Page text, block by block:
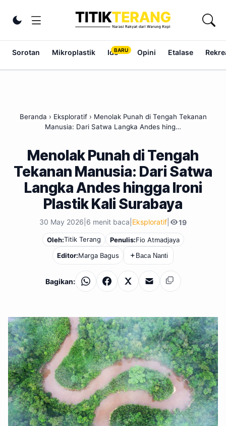
Ubah tema
Sorotan Mikroplastik Ide Opini Etalase
Beranda › Eksploratif› Menolak Punah di Tengah Tekanan
Manusia: Dari Satwa Langka Andes hing…
Menolak Punah di Tengah
Tekanan Manusia: Dari Satwa
Langka Andes hingga Ironi
Plastik Kali Surabaya
30 May 2026 6 menit baca Eksploratif 19
Oleh:Titik Terang Penulis:Fio Atmadjaya
Editor:Marga Bagus ＋ Baca Nanti
Bagikan: WhatsAppFacebook
X EmailSalin